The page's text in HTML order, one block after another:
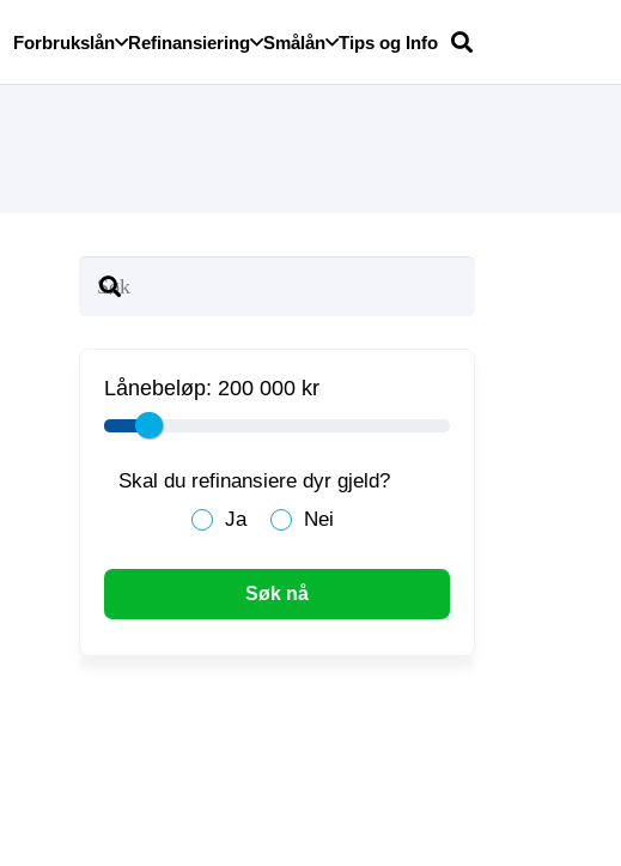
Forbrukslån Refinansiering Smålån Tips og Info
Lånebeløp: 200 000 kr
Skal du refinansiere dyr gjeld?
Ja
Nei
Søk nå